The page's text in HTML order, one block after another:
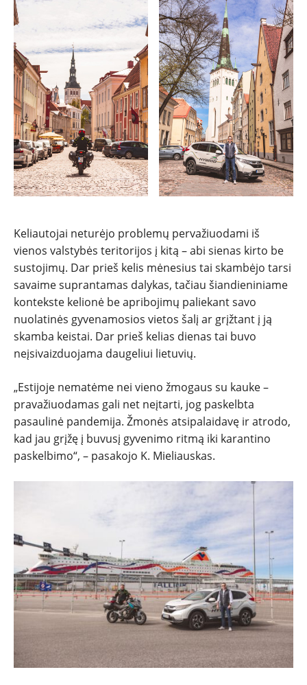
Keliautojai neturėjo problemų pervažiuodami iš
vienos valstybės teritorijos į kitą – abi sienas kirto be
sustojimų. Dar prieš kelis mėnesius tai skambėjo tarsi
savaime suprantamas dalykas, tačiau šiandieniniame
kontekste kelionė be apribojimų paliekant savo
nuolatinės gyvenamosios vietos šalį ar grįžtant į ją
skamba keistai. Dar prieš kelias dienas tai buvo
neįsivaizduojama daugeliui lietuvių.
„Estijoje nematėme nei vieno žmogaus su kauke –
pravažiuodamas gali net neįtarti, jog paskelbta
pasaulinė pandemija. Žmonės atsipalaidavę ir atrodo,
kad jau grįžę į buvusį gyvenimo ritmą iki karantino
paskelbimo“, – pasakojo K. Mieliauskas.